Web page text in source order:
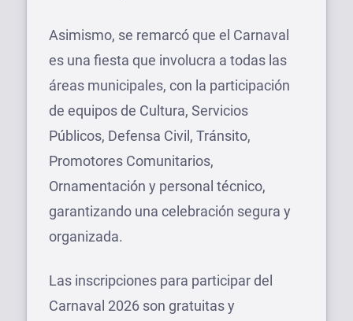
Asimismo, se remarcó que el Carnaval
es una fiesta que involucra a todas las
áreas municipales, con la participación
de equipos de Cultura, Servicios
Públicos, Defensa Civil, Tránsito,
Promotores Comunitarios,
Ornamentación y personal técnico,
garantizando una celebración segura y
organizada.
Las inscripciones para participar del
Carnaval 2026 son gratuitas y